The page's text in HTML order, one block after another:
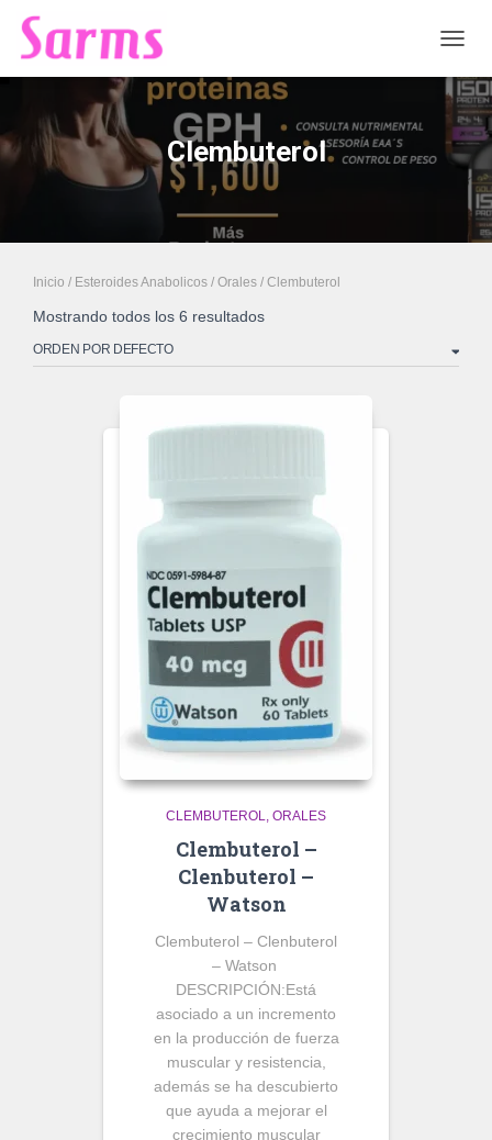
Clembuterol
Inicio / Esteroides Anabolicos / Orales / Clembuterol
Mostrando todos los 6 resultados
CLEMBUTEROL ORALES
Clembuterol –
Clenbuterol –
Watson
Clembuterol – Clenbuterol
– Watson
DESCRIPCIÓN:Está
asociado a un incremento
en la producción de fuerza
muscular y resistencia,
además se ha descubierto
que ayuda a mejorar el
crecimiento muscular